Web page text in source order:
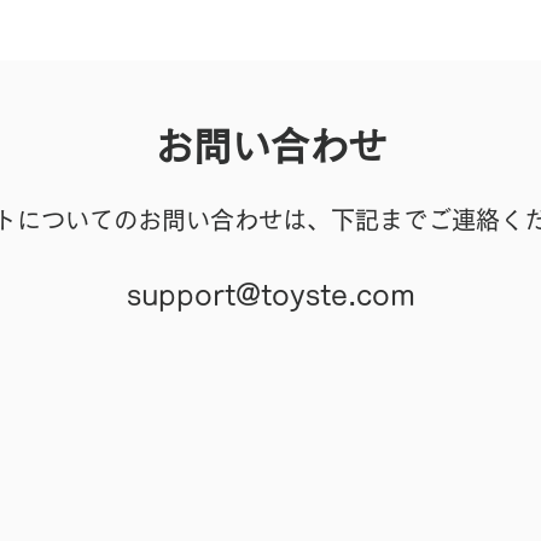
お問い合わせ
についてのお問い合わせは、下記までご連絡く
support@toyste.com